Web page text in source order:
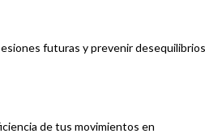
futuras y prevenir desequilibrios
de tus movimientos en